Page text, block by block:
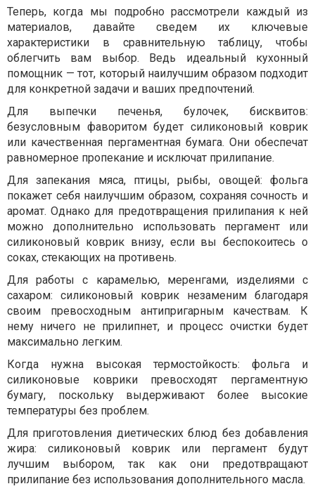
Теперь, когда мы подробно рассмотрели каждый из
материалов, давайте сведем их ключевые
характеристики в сравнительную таблицу, чтобы
облегчить вам выбор. Ведь идеальный кухонный
помощник — тот, который наилучшим образом подходит
для конкретной задачи и ваших предпочтений.
Для выпечки печенья, булочек, бисквитов:
безусловным фаворитом будет силиконовый коврик
или качественная пергаментная бумага. Они обеспечат
равномерное пропекание и исключат прилипание.
Для запекания мяса, птицы, рыбы, овощей: фольга
покажет себя наилучшим образом, сохраняя сочность и
аромат. Однако для предотвращения прилипания к ней
можно дополнительно использовать пергамент или
силиконовый коврик внизу, если вы беспокоитесь о
соках, стекающих на противень.
Для работы с карамелью, меренгами, изделиями с
сахаром: силиконовый коврик незаменим благодаря
своим превосходным антипригарным качествам. К
нему ничего не прилипнет, и процесс очистки будет
максимально легким.
Когда нужна высокая термостойкость: фольга и
силиконовые коврики превосходят пергаментную
бумагу, поскольку выдерживают более высокие
температуры без проблем.
Для приготовления диетических блюд без добавления
жира: силиконовый коврик или пергамент будут
лучшим выбором, так как они предотвращают
прилипание без использования дополнительного масла.